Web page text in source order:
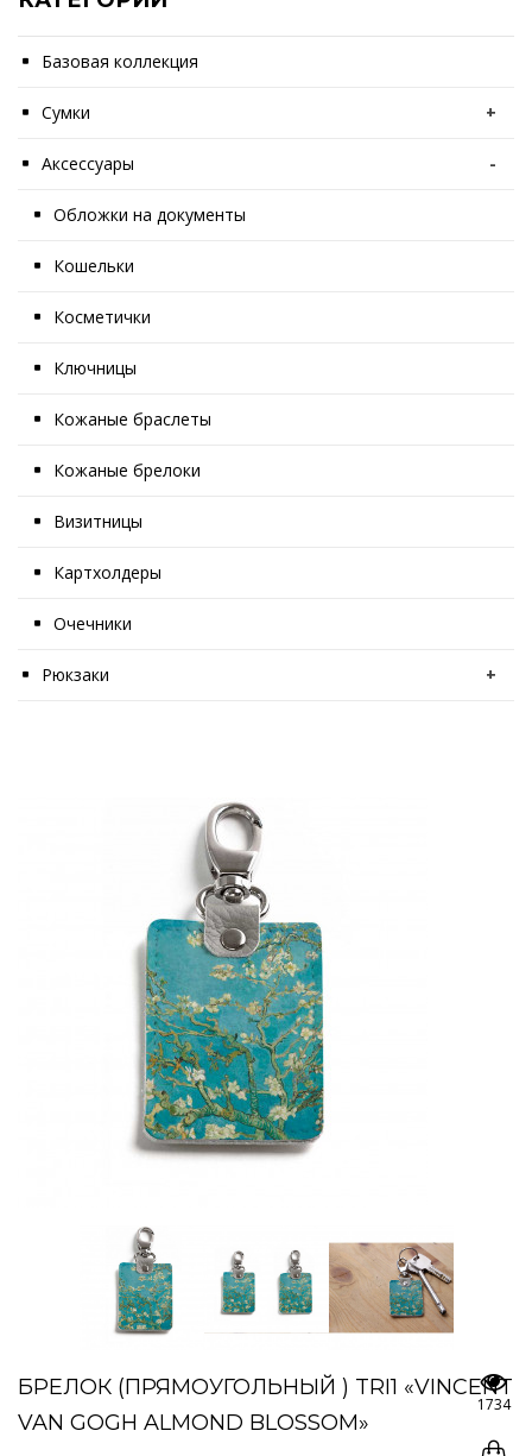
Базовая коллекция
Сумки +
Аксессуары -
Обложки на документы
Кошельки
Косметички
Ключницы
Кожаные браслеты
Кожаные брелоки
Визитницы
Картхолдеры
Очечники
Рюкзаки +
БРЕЛОК (ПРЯМОУГОЛЬНЫЙ ) TRI1 «VINCENT
VAN GOGH ALMOND BLOSSOM»
1734